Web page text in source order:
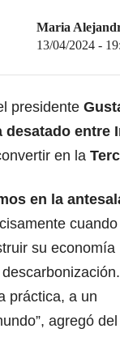
Maria
13/04/2024 -
presidente
entre
en la
en la
cuando
su economía
práctica, a un
agregó del